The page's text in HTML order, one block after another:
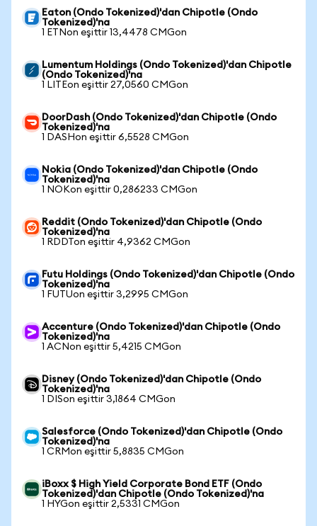
Eaton (Ondo Tokenized)'dan Chipotle (Ondo
Tokenized)'na
1 ETNon eşittir 13,4478 CMGon
Lumentum Holdings (Ondo Tokenized)'dan Chipotle
(Ondo Tokenized)'na
1 LITEon eşittir 27,0560 CMGon
DoorDash (Ondo Tokenized)'dan Chipotle (Ondo
Tokenized)'na
1 DASHon eşittir 6,5528 CMGon
Nokia (Ondo Tokenized)'dan Chipotle (Ondo
Tokenized)'na
1 NOKon eşittir 0,286233 CMGon
Reddit (Ondo Tokenized)'dan Chipotle (Ondo
Tokenized)'na
1 RDDTon eşittir 4,9362 CMGon
Futu Holdings (Ondo Tokenized)'dan Chipotle (Ondo
Tokenized)'na
1 FUTUon eşittir 3,2995 CMGon
Accenture (Ondo Tokenized)'dan Chipotle (Ondo
Tokenized)'na
1 ACNon eşittir 5,4215 CMGon
Disney (Ondo Tokenized)'dan Chipotle (Ondo
Tokenized)'na
1 DISon eşittir 3,1864 CMGon
Salesforce (Ondo Tokenized)'dan Chipotle (Ondo
Tokenized)'na
1 CRMon eşittir 5,8835 CMGon
iBoxx $ High Yield Corporate Bond ETF (Ondo
Tokenized)'dan Chipotle (Ondo Tokenized)'na
1 HYGon eşittir 2,5331 CMGon